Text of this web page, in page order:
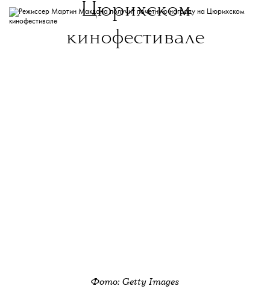
Цюрихском
кинофестивале
Фото: Getty Images